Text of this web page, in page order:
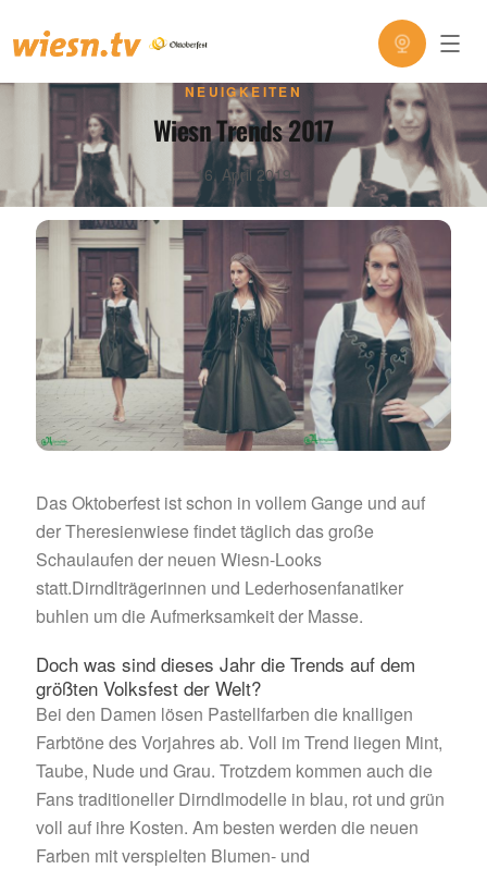
NEUIGKEITEN
Wiesn Trends 2017
16. April 2019
Das Oktoberfest ist schon in vollem Gange und auf
der Theresienwiese findet täglich das große
Schaulaufen der neuen Wiesn-Looks
statt.Dirndlträgerinnen und Lederhosenfanatiker
buhlen um die Aufmerksamkeit der Masse.
Doch was sind dieses Jahr die Trends auf dem
größten Volksfest der Welt?
Bei den Damen lösen Pastellfarben die knalligen
Farbtöne des Vorjahres ab. Voll im Trend liegen Mint,
Taube, Nude und Grau. Trotzdem kommen auch die
Fans traditioneller Dirndlmodelle in blau, rot und grün
voll auf ihre Kosten. Am besten werden die neuen
Farben mit verspielten Blumen- und